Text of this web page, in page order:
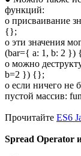
функций:
o присваивание
{};
o эти значения
(bar={ a: 1, b: 2 })
o можно
b=2 }) {};
o если ничего не
пустой массив:
Прочитайте ES6
Spread Operator